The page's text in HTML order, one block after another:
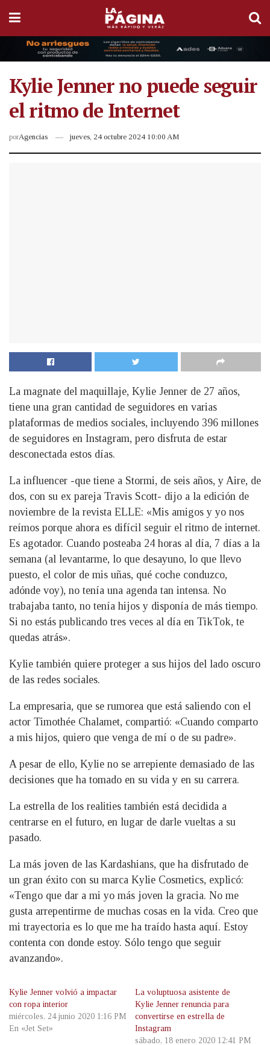
Kylie Jenner no puede seguir
el ritmo de Internet
porAgencias jueves, 24 octubre 2024 10:00 AM
La magnate del maquillaje, Kylie Jenner de 27 años,
tiene una gran cantidad de seguidores en varias
plataformas de medios sociales, incluyendo 396 millones
de seguidores en Instagram, pero disfruta de estar
desconectada estos días.
La influencer -que tiene a Stormi, de seis años, y Aire, de
dos, con su ex pareja Travis Scott- dijo a la edición de
noviembre de la revista ELLE: «Mis amigos y yo nos
reímos porque ahora es difícil seguir el ritmo de internet.
Es agotador. Cuando posteaba 24 horas al día, 7 días a la
semana (al levantarme, lo que desayuno, lo que llevo
puesto, el color de mis uñas, qué coche conduzco,
adónde voy), no tenía una agenda tan intensa. No
trabajaba tanto, no tenía hijos y disponía de más tiempo.
Si no estás publicando tres veces al día en TikTok, te
quedas atrás».
Kylie también quiere proteger a sus hijos del lado oscuro
de las redes sociales.
La empresaria, que se rumorea que está saliendo con el
actor Timothée Chalamet, compartió: «Cuando comparto
a mis hijos, quiero que venga de mí o de su padre».
A pesar de ello, Kylie no se arrepiente demasiado de las
decisiones que ha tomado en su vida y en su carrera.
La estrella de los realities también está decidida a
centrarse en el futuro, en lugar de darle vueltas a su
pasado.
La más joven de las Kardashians, que ha disfrutado de
un gran éxito con su marca Kylie Cosmetics, explicó:
«Tengo que dar a mi yo más joven la gracia. No me
gusta arrepentirme de muchas cosas en la vida. Creo que
mi trayectoria es lo que me ha traído hasta aquí. Estoy
contenta con donde estoy. Sólo tengo que seguir
avanzando».
Kylie Jenner volvió a impactar
con ropa interior
miércoles, 24 junio 2020 1:16 PM
En «Jet Set»
La voluptuosa asistente de
Kylie Jenner renuncia para
convertirse en estrella de
Instagram
sábado, 18 enero 2020 12:41 PM